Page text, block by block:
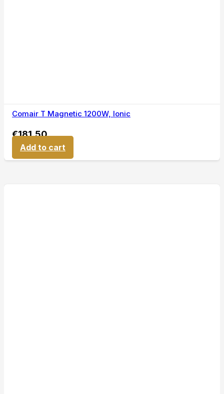
Comair T Magnetic 1200W, Ionic
€181,50
Add to cart